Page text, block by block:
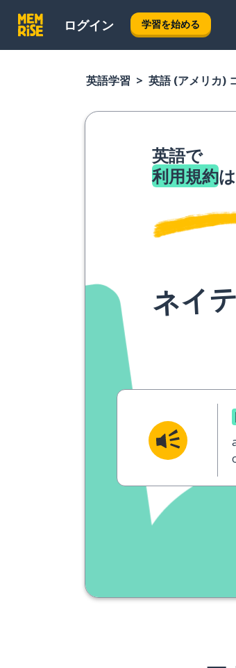
ログイン 学習を始める
英語学習 英語 (アメリカ)
英語で
利用規約
ネイ